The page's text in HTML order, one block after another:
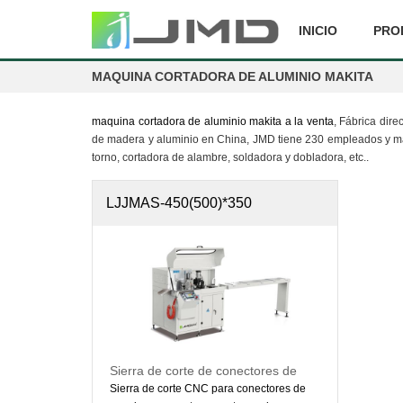
INICIO
MAQUINA CORTADORA DE ALUMINIO MAKITA
maquina cortadora de aluminio makita a la venta, Fábrica
de madera y aluminio en China, JMD tiene 230 empleados y
torno, cortadora de alambre, soldadora y dobladora, etc..
LJJMAS-450(500)*350
Sierra de corte de conectores de
esquina CNC, máquina CNC de
Sierra de corte CNC para conectores de